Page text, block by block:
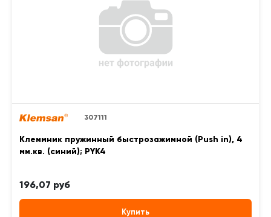
307111
Клеммник пружинный быстрозажимной (Push in), 4
мм.кв. (синий); PYK4
196,07 руб
Купить